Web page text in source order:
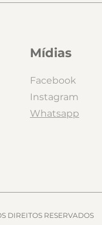
Mídias
Facebook
Instagram
Whatsapp
DIREITOS RESERVADOS